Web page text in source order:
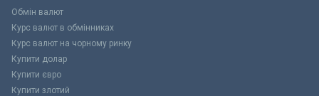
Обмін валют
Курс валют в обмінниках
Курс валют на чорному ринку
Купити долар
Купити євро
Купити злотий